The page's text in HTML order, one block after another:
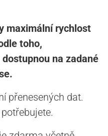
maximální rychlost
toho,
na zadané
přenesených dat.